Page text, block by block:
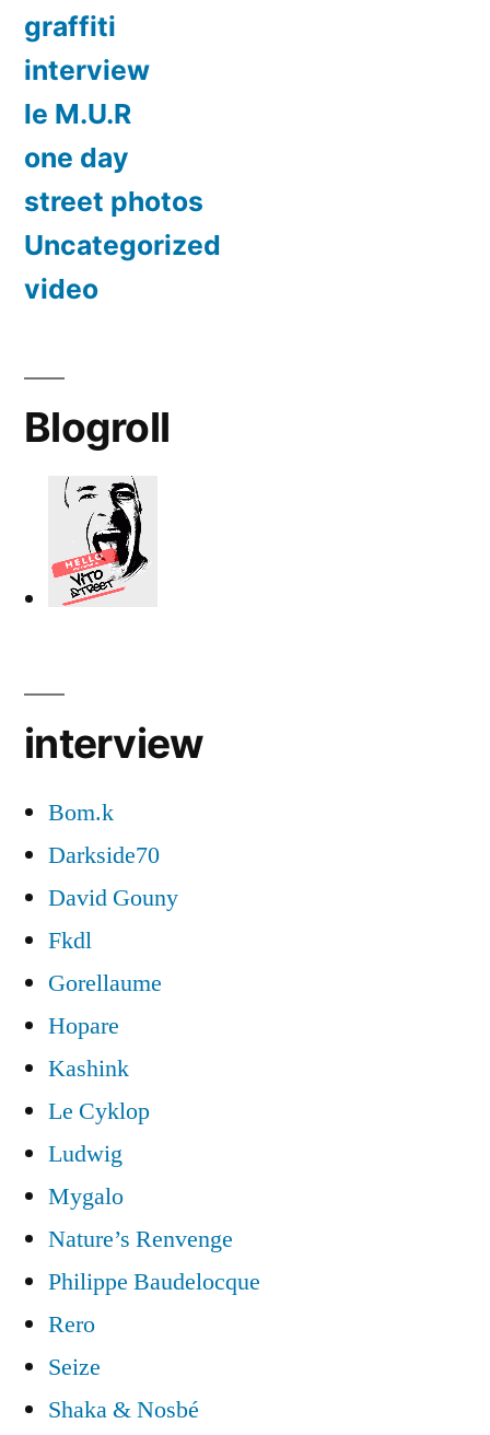
graffiti
interview
le M.U.R
one day
street photos
Uncategorized
video
Blogroll
interview
Bom.k
Darkside70
David Gouny
Fkdl
Gorellaume
Hopare
Kashink
Le Cyklop
Ludwig
Mygalo
Nature’s Renvenge
Philippe Baudelocque
Rero
Seize
Shaka & Nosbé